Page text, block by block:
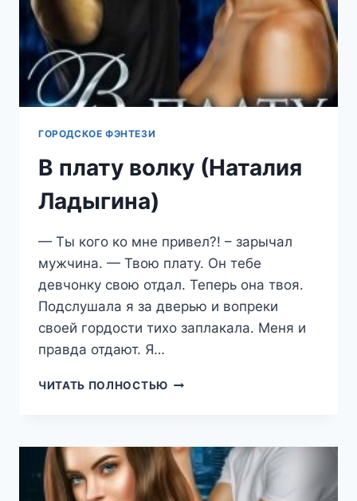
ГОРОДСКОЕ ФЭНТЕЗИ
В плату волку (Наталия
Ладыгина)
— Ты кого ко мне привел?! – зарычал
мужчина. — Твою плату. Он тебе
девчонку свою отдал. Теперь она твоя.
Подслушала я за дверью и вопреки
своей гордости тихо заплакала. Меня и
правда отдают. Я…
ЧИТАТЬ ПОЛНОСТЬЮ В
ЛАДЫГИНА)